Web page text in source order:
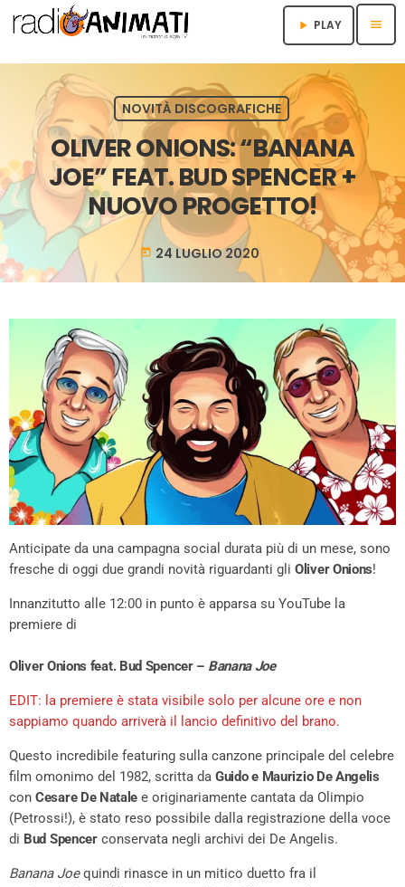
play_arrow PLAY menu
NOVITÀ DISCOGRAFICHE
OLIVER ONIONS: “BANANA
JOE” FEAT. BUD SPENCER +
NUOVO PROGETTO!
today 24 LUGLIO 2020
Anticipate da una campagna social durata più di un mese, sono
fresche di oggi due grandi novità riguardanti gli Oliver Onions!
Innanzitutto alle 12:00 in punto è apparsa su YouTube la
premiere di
Oliver Onions feat. Bud Spencer – Banana Joe
EDIT: la premiere è stata visibile solo per alcune ore e non
sappiamo quando arriverà il lancio definitivo del brano.
Questo incredibile featuring sulla canzone principale del celebre
film omonimo del 1982, scritta da Guido e Maurizio De Angelis
con Cesare De Natale e originariamente cantata da Olimpio
(Petrossi!), è stato reso possibile dalla registrazione della voce
di Bud Spencerconservata negli archivi dei De Angelis.
Banana Joequindi rinasce in un mitico duetto fra il